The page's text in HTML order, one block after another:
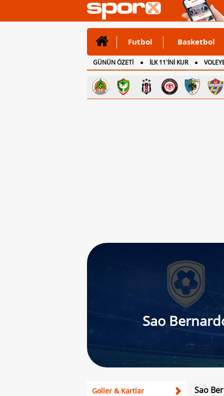
Futbol Basketbol
GÜNÜN ÖZETİ İLK 11'İNİ KUR
CANLI ANLATIM
İNGİLTERE
Sao
Goller & Kartlar Sao